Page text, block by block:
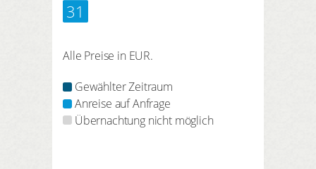
31
Alle Preise in EUR.
Gewählter Zeitraum
Anreise auf Anfrage
Übernachtung nicht möglich